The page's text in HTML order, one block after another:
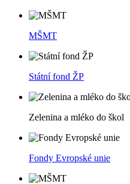
MŠMT
Státní fond ŽP
Zelenina a mléko do škol
Fondy Evropské unie